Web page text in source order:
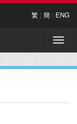
繁 | 簡 | ENG
Toggle